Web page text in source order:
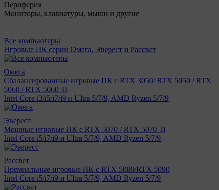
Периферия
Мониторы, клавиатуры, мыши и другие
Все компьютеры
Игровые ПК серии Омега, Эверест и Рассвет
Омега
Сбалансированные игровые ПК с RTX 3050/ RTX 5050 / RTX
5060 / RTX 5060 Ti
Intel Core i3/i5/i7/i9 и Ultra 5/7/9, AMD Ryzen 5/7/9
Эверест
Мощные игровые ПК с RTX 5070 / RTX 5070 Ti
Intel Core i5/i7/i9 и Ultra 5/7/9, AMD Ryzen 5/7/9
Рассвет
Премиальные игровые ПК с RTX 5080/RTX 5090
Intel Core i5/i7/i9 и Ultra 5/7/9, AMD Ryzen 5/7/9